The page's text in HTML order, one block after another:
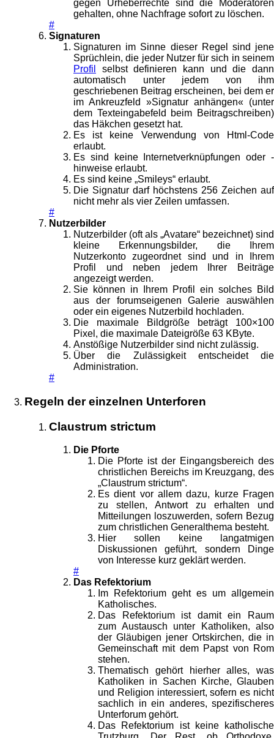
gegen Urheberrechte sind die Moderatoren
gehalten, ohne Nachfrage sofort zu löschen.
#
Signaturen
Signaturen im Sinne dieser Regel sind jene
Sprüchlein, die jeder Nutzer für sich in seinem
Profil
selbst definieren kann und die dann
automatisch unter jedem von ihm
geschriebenen Beitrag erscheinen, bei dem er
im Ankreuzfeld »Signatur anhängen« (unter
dem Texteingabefeld beim Beitragschreiben)
das Häkchen gesetzt hat.
Es ist keine Verwendung von Html-Code
erlaubt.
Es sind keine Internetverknüpfungen oder -
hinweise erlaubt.
Es sind keine „Smileys“ erlaubt.
Die Signatur darf höchstens 256 Zeichen auf
nicht mehr als vier Zeilen umfassen.
#
Nutzerbilder
Nutzerbilder (oft als „Avatare“ bezeichnet) sind
kleine Erkennungsbilder, die Ihrem
Nutzerkonto zugeordnet sind und in Ihrem
Profil und neben jedem Ihrer Beiträge
angezeigt werden.
Sie können in Ihrem Profil ein solches Bild
aus der forumseigenen Galerie auswählen
oder ein eigenes Nutzerbild hochladen.
Die maximale Bildgröße beträgt 100×100
Pixel, die maximale Dateigröße 63 KByte.
Anstößige Nutzerbilder sind nicht zulässig.
Über die Zulässigkeit entscheidet die
Administration.
#
Regeln der einzelnen Unterforen
Claustrum strictum
Die Pforte
Die Pforte ist der Eingangsbereich des
christlichen Bereichs im Kreuzgang, des
„Claustrum strictum“.
Es dient vor allem dazu, kurze Fragen
zu stellen, Antwort zu erhalten und
Mitteilungen loszuwerden, sofern Bezug
zum christlichen Generalthema besteht.
Hier sollen keine langatmigen
Diskussionen geführt, sondern Dinge
von Interesse kurz geklärt werden.
#
Das Refektorium
Im Refektorium geht es um allgemein
Katholisches.
Das Refektorium ist damit ein Raum
zum Austausch unter Katholiken, also
der Gläubigen jener Ortskirchen, die in
Gemeinschaft mit dem Papst von Rom
stehen.
Thematisch gehört hierher alles, was
Katholiken in Sachen Kirche, Glauben
und Religion interessiert, sofern es nicht
sachlich in ein anderes, spezifischeres
Unterforum gehört.
Das Refektorium ist keine katholische